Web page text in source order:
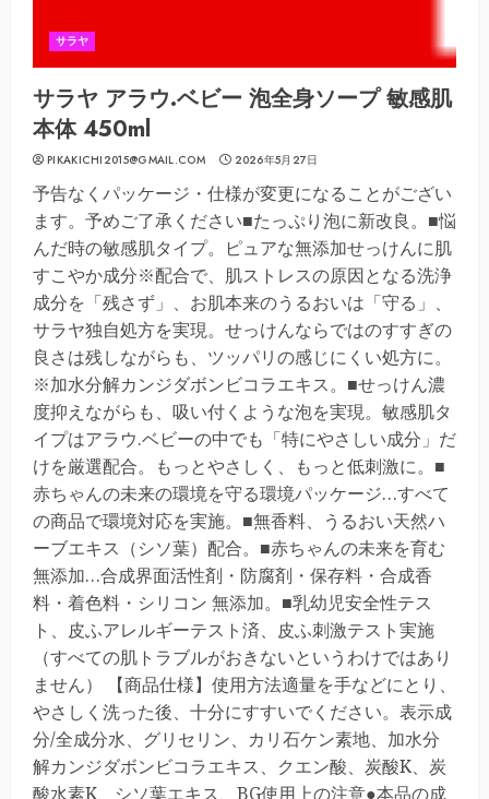
サラヤ
サラヤ アラウ.ベビー 泡全身ソープ 敏感肌
本体 450ml
PIKAKICHI2015@GMAIL.COM 2026年5月27日
予告なくパッケージ・仕様が変更になることがござい
ます。予めご了承ください■たっぷり泡に新改良。■悩
んだ時の敏感肌タイプ。ピュアな無添加せっけんに肌
すこやか成分※配合で、肌ストレスの原因となる洗浄
成分を「残さず」、お肌本来のうるおいは「守る」、
サラヤ独自処方を実現。せっけんならではのすすぎの
良さは残しながらも、ツッパリの感じにくい処方に。
※加水分解カンジダボンビコラエキス。■せっけん濃
度抑えながらも、吸い付くような泡を実現。敏感肌タ
イプはアラウ.ベビーの中でも「特にやさしい成分」だ
けを厳選配合。もっとやさしく、もっと低刺激に。■
赤ちゃんの未来の環境を守る環境パッケージ…すべて
の商品で環境対応を実施。■無香料、うるおい天然ハ
ーブエキス（シソ葉）配合。■赤ちゃんの未来を育む
無添加…合成界面活性剤・防腐剤・保存料・合成香
料・着色料・シリコン 無添加。■乳幼児安全性テス
ト、皮ふアレルギーテスト済、皮ふ刺激テスト実施
（すべての肌トラブルがおきないというわけではあり
ません） 【商品仕様】使用方法適量を手などにとり、
やさしく洗った後、十分にすすいでください。表示成
分/全成分水、グリセリン、カリ石ケン素地、加水分
解カンジダボンビコラエキス、クエン酸、炭酸K、炭
酸水素K、シソ葉エキス、BG使用上の注意●本品の成